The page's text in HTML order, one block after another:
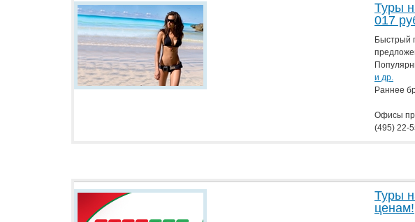
Туры
017
Быстрый
и др.
Раннее
Офисы
(495) 22-
Туры
ценам!